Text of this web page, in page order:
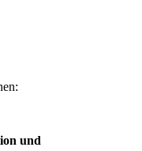
und